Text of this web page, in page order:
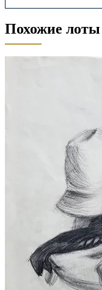
Похожие лоты